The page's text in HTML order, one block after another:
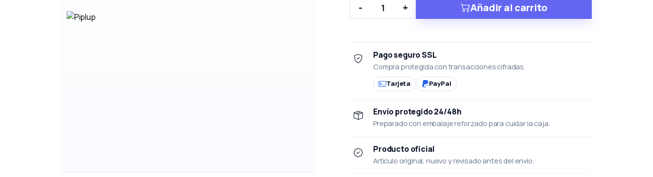
- + Añadir al carrito
Pago seguro SSL
Compra protegida con transacciones cifradas.
Tarjeta PayPal
Envío protegido 24/48h
Preparado con embalaje reforzado para cuidar la caja.
Producto oficial
Artículo original, nuevo y revisado antes del envío.